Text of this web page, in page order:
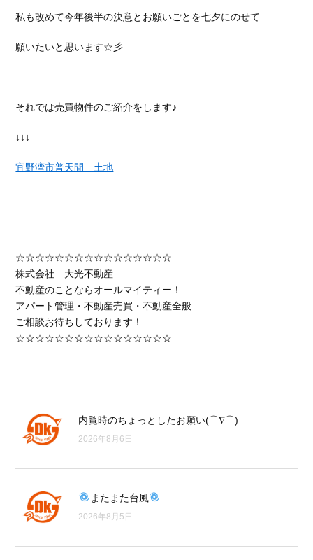
私も改めて今年後半の決意とお願いごとを七夕にのせて
願いたいと思います☆彡
それでは売買物件のご紹介をします♪
↓↓↓
宜野湾市普天間 土地
☆☆☆☆☆☆☆☆☆☆☆☆☆☆☆☆
株式会社 大光不動産
不動産のことならオールマイティー！
アパート管理・不動産売買・不動産全般
ご相談お待ちしております！
☆☆☆☆☆☆☆☆☆☆☆☆☆☆☆☆
内覧時のちょっとしたお願い(⌒∇⌒)
2026年8月6日
またまた台風
2026年8月5日